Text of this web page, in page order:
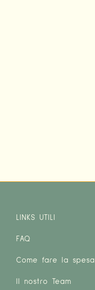
LINKS UTILI
FAQ
Come fare la spesa
Il nostro Team